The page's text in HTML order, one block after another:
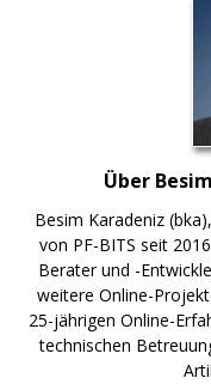
Über
Besim Karadeniz
von PF-BITS seit
Berater und -
weitere Online-
25-jährigen Online-
technischen